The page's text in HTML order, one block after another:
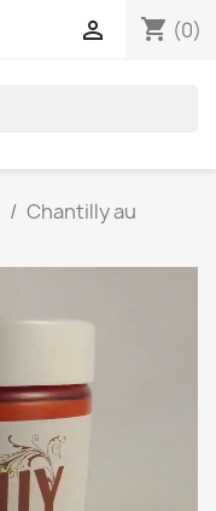
shopping_cart (0)

Chantilly au